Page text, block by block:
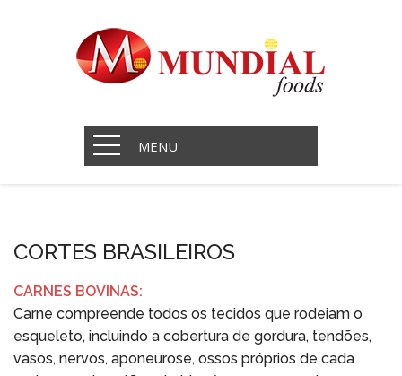
MENU
CORTES BRASILEIROS
CARNES BOVINAS:
Carne compreende todos os tecidos que rodeiam o
esqueleto, incluindo a cobertura de gordura, tendões,
vasos, nervos, aponeurose, ossos próprios de cada